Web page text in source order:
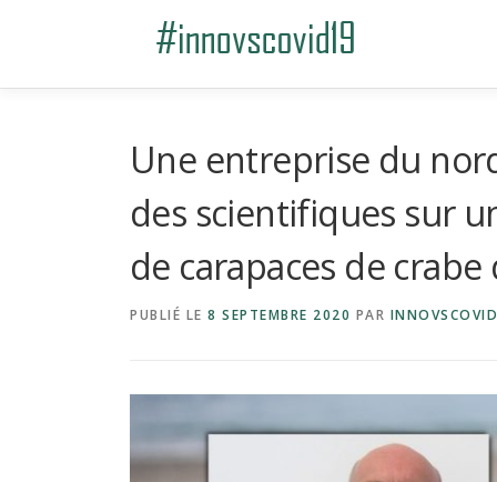
Une entreprise du
des scientifiques sur
de carapaces de
PUBLIÉ LE 8 SEPTEMBRE 2020 PAR